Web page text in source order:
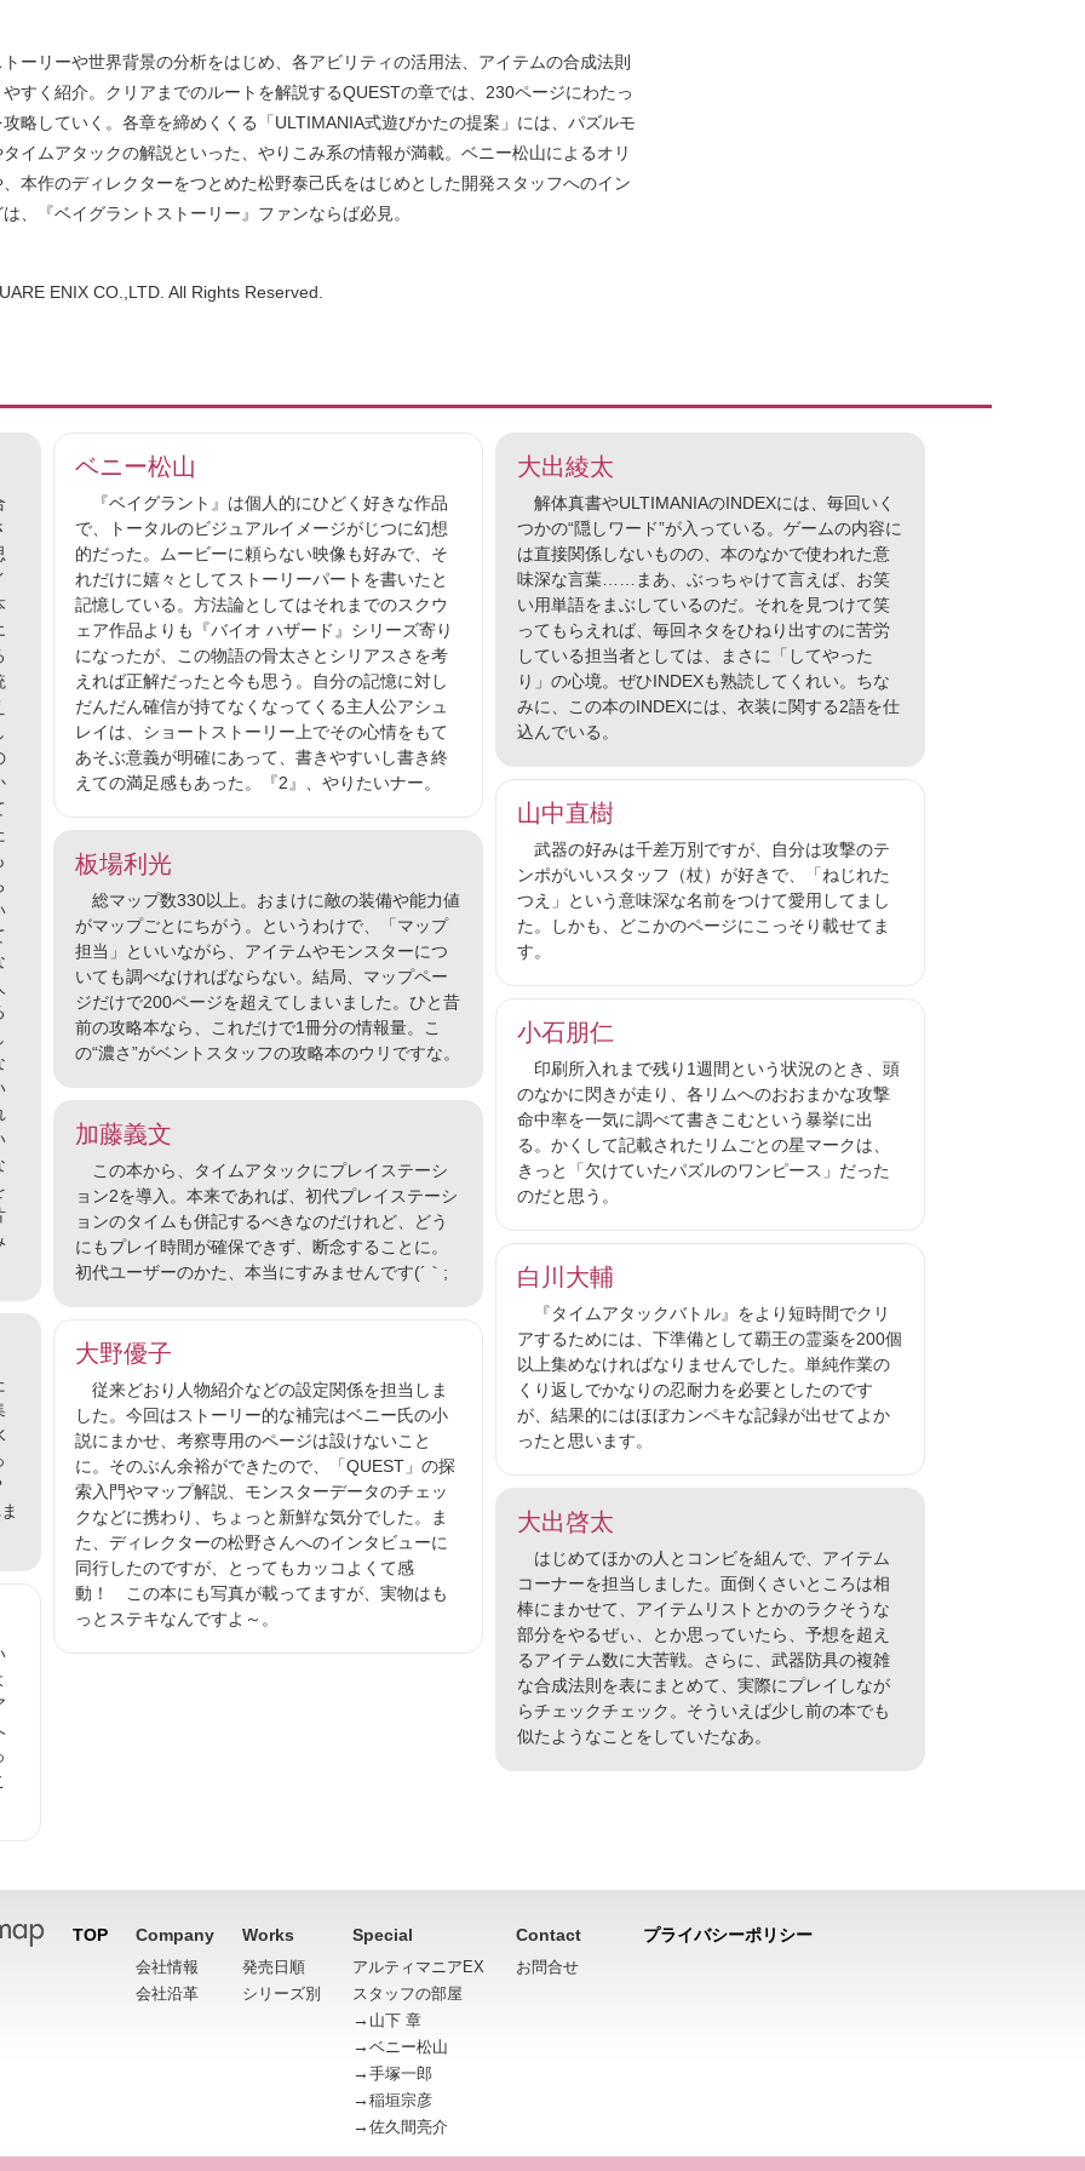
ーリーや世界背景の分析をはじめ、各アビリティの活用法、アイテムの合成法則
すく紹介。クリアまでのルートを解説するQUESTの章では、230ページにわたっ
略していく。各章を締めくくる「ULTIMANIA式遊びかたの提案」には、パズルモ
イムアタックの解説といった、やりこみ系の情報が満載。ベニー松山によるオリ
本作のディレクターをつとめた松野泰己氏をはじめとした開発スタッフへのイン
、『ベイグラントストーリー』ファンならば必見。
ENIX CO.,LTD. All Rights Reserved.
ベニー松山
『ベイグラント』は個人的にひどく好きな作品
で、トータルのビジュアルイメージがじつに幻想
的だった。ムービーに頼らない映像も好みで、そ
れだけに嬉々としてストーリーパートを書いたと
記憶している。方法論としてはそれまでのスクウ
ェア作品よりも『バイオ ハザード』シリーズ寄り
になったが、この物語の骨太さとシリアスさを考
えれば正解だったと今も思う。自分の記憶に対し
だんだん確信が持てなくなってくる主人公アシュ
レイは、ショートストーリー上でその心情をもて
あそぶ意義が明確にあって、書きやすいし書き終
えての満足感もあった。『2』、やりたいナー。
大出綾太
解体真書やULTIMANIAのINDEXには、毎回いく
つかの“隠しワード”が入っている。ゲームの内容に
は直接関係しないものの、本のなかで使われた意
味深な言葉……まあ、ぶっちゃけて言えば、お笑
い用単語をまぶしているのだ。それを見つけて笑
ってもらえれば、毎回ネタをひねり出すのに苦労
している担当者としては、まさに「してやった
り」の心境。ぜひINDEXも熟読してくれい。ちな
みに、この本のINDEXには、衣装に関する2語を仕
込んでいる。
山中直樹
武器の好みは千差万別ですが、自分は攻撃のテ
ンポがいいスタッフ（杖）が好きで、「ねじれた
つえ」という意味深な名前をつけて愛用してまし
た。しかも、どこかのページにこっそり載せてま
す。
板場利光
総マップ数330以上。おまけに敵の装備や能力値
がマップごとにちがう。というわけで、「マップ
担当」といいながら、アイテムやモンスターにつ
いても調べなければならない。結局、マップペー
ジだけで200ページを超えてしまいました。ひと昔
前の攻略本なら、これだけで1冊分の情報量。こ
の“濃さ”がベントスタッフの攻略本のウリですな。
小石朋仁
印刷所入れまで残り1週間という状況のとき、頭
のなかに閃きが走り、各リムへのおおまかな攻撃
命中率を一気に調べて書きこむという暴挙に出
る。かくして記載されたリムごとの星マークは、
きっと「欠けていたパズルのワンピース」だった
のだと思う。
加藤義文
この本から、タイムアタックにプレイステーシ
ョン2を導入。本来であれば、初代プレイステーシ
ョンのタイムも併記するべきなのだけれど、どう
にもプレイ時間が確保できず、断念することに。
初代ユーザーのかた、本当にすみませんです(´｀;
白川大輔
『タイムアタックバトル』をより短時間でクリ
アするためには、下準備として覇王の霊薬を200個
以上集めなければなりませんでした。単純作業の
くり返しでかなりの忍耐力を必要としたのです
が、結果的にはほぼカンペキな記録が出せてよか
ったと思います。
大野優子
従来どおり人物紹介などの設定関係を担当しま
した。今回はストーリー的な補完はベニー氏の小
説にまかせ、考察専用のページは設けないこと
に。そのぶん余裕ができたので、「QUEST」の探
索入門やマップ解説、モンスターデータのチェッ
クなどに携わり、ちょっと新鮮な気分でした。ま
た、ディレクターの松野さんへのインタビューに
同行したのですが、とってもカッコよくて感
動！ この本にも写真が載ってますが、実物はも
っとステキなんですよ～。
大出啓太
はじめてほかの人とコンビを組んで、アイテム
コーナーを担当しました。面倒くさいところは相
棒にまかせて、アイテムリストとかのラクそうな
部分をやるぜぃ、とか思っていたら、予想を超え
るアイテム数に大苦戦。さらに、武器防具の複雑
な合成法則を表にまとめて、実際にプレイしなが
らチェックチェック。そういえば少し前の本でも
似たようなことをしていたなあ。
TOP Company
会社情報
会社沿革
Works
発売日順
シリーズ別
Special
アルティマニアEX
スタッフの部屋
→ 山下 章
→ ベニー松山
→ 手塚一郎
→ 稲垣宗彦
→ 佐久間亮介
Contact
お問合せ
プライバシーポリシー